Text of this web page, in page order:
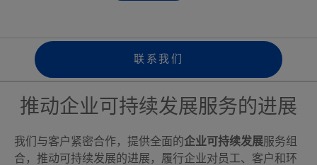
联系我们
推动企业可持续发展服务的进展
我们与客户紧密合作，提供全面的企业可持续发展服务组
合，推动可持续发展的进展，履行企业对员工、客户和环